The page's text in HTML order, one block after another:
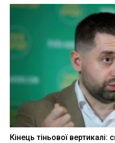
Кінець тіньової вертикалі: